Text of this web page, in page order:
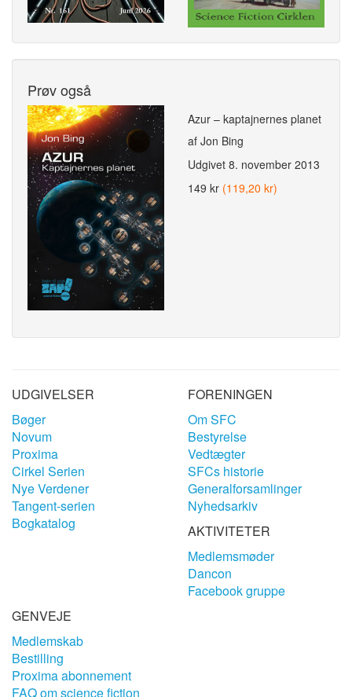
Prøv også
Azur – kaptajnernes planet
af Jon Bing
Udgivet 8. november 2013
149 kr (119,20 kr)
UDGIVELSER
Bøger
Novum
Proxima
Cirkel Serien
Nye Verdener
Tangent-serien
Bogkatalog
FORENINGEN
Om SFC
Bestyrelse
Vedtægter
SFCs historie
Generalforsamlinger
Nyhedsarkiv
AKTIVITETER
Medlemsmøder
Dancon
Facebook gruppe
GENVEJE
Medlemskab
Bestilling
Proxima abonnement
FAQ om science fiction